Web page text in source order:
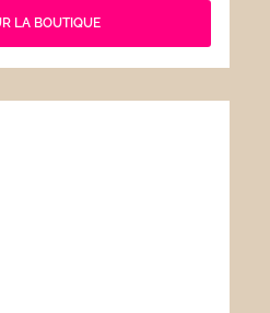
LA BOUTIQUE